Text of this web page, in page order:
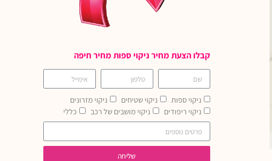
קבלו הצעת מחיר ניקוי ספות מחיר חיפה
ניקוי ספות ניקוי שטיחים
ניקוי מזרונים
ניקוי ריפודים
ניקוי מושבים של רכב כללי
שליחה